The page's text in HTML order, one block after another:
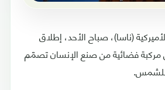
(ناسا)، صباح الأحد، إطلاق
مركبة فضائية من صنع الإنسان تصمّم
للشمس.